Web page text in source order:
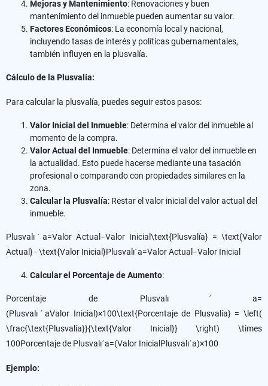
Mejoras y Mantenimiento: Renovaciones y buen
mantenimiento del inmueble pueden aumentar su valor.
Factores Económicos: La economía local y nacional,
incluyendo tasas de interés y políticas gubernamentales,
también influyen en la plusvalía.
Cálculo de la Plusvalía:
Para calcular la plusvalía, puedes seguir estos pasos:
Valor Inicial del Inmueble: Determina el valor del inmueble al
momento de la compra.
Valor Actual del Inmueble: Determina el valor del inmueble en
la actualidad. Esto puede hacerse mediante una tasación
profesional o comparando con propiedades similares en la
zona.
Calcular la Plusvalía: Restar el valor inicial del valor actual del
inmueble.
Plusvalıˊa=Valor Actual−Valor Inicial\text{Plusvalía} = \text{Valor
Actual} - \text{Valor Inicial}Plusvalıˊa=Valor Actual−Valor Inicial
Calcular el Porcentaje de Aumento:
Porcentaje de Plusvalıˊa=
(PlusvalıˊaValor Inicial)×100\text{Porcentaje de Plusvalía} = \left(
\frac{\text{Plusvalía}}{\text{Valor Inicial}} \right) \times
100Porcentaje de Plusvalıˊa=(Valor InicialPlusvalıˊa​)×100
Ejemplo: